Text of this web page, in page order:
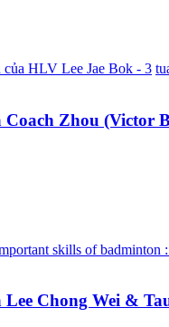
của HLV Lee Jae Bok - 3
Coach Zhou (Victor
skills of badminton
Lee Chong Wei &